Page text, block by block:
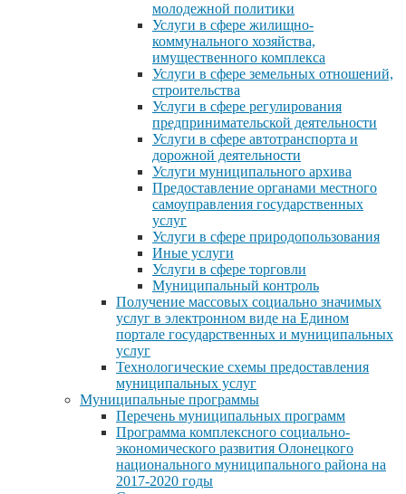
молодежной политики
Услуги в сфере жилищно-
коммунального хозяйства,
имущественного комплекса
Услуги в сфере земельных отношений,
строительства
Услуги в сфере регулирования
предпринимательской деятельности
Услуги в сфере автотранспорта и
дорожной деятельности
Услуги муниципального архива
Предоставление органами местного
самоуправления государственных
услуг
Услуги в сфере природопользования
Иные услуги
Услуги в сфере торговли
Муниципальный контроль
Получение массовых социально значимых
услуг в электронном виде на Едином
портале государственных и муниципальных
услуг
Технологические схемы предоставления
муниципальных услуг
Муниципальные программы
Перечень муниципальных программ
Программа комплексного социально-
экономического развития Олонецкого
национального муниципального района на
2017-2020 годы